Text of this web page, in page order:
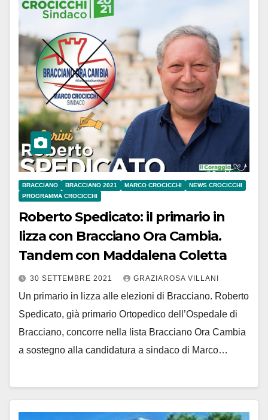
BRACCIANO BRACCIANO 2021 MARCO CROCICCHI
NEWS CROCICCHI
PROGRAMMA CROCICCHI
Roberto Spedicato: il primario in
lizza con Bracciano Ora Cambia.
Tandem con Maddalena Coletta
30 SETTEMBRE 2021 GRAZIAROSA VILLANI
Un primario in lizza alle elezioni di Bracciano. Roberto
Spedicato, già primario Ortopedico dell’Ospedale di
Bracciano, concorre nella lista Bracciano Ora Cambia
a sostegno alla candidatura a sindaco di Marco…